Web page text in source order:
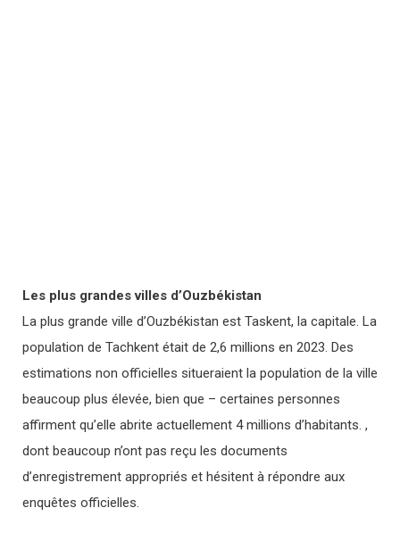
Les plus grandes villes d’Ouzbékistan
La plus grande ville d’Ouzbékistan est Taskent, la capitale. La
population de Tachkent était de 2,6 millions en 2023. Des
estimations non officielles situeraient la population de la ville
beaucoup plus élevée, bien que – certaines personnes
affirment qu’elle abrite actuellement 4 millions d’habitants. ,
dont beaucoup n’ont pas reçu les documents
d’enregistrement appropriés et hésitent à répondre aux
enquêtes officielles.